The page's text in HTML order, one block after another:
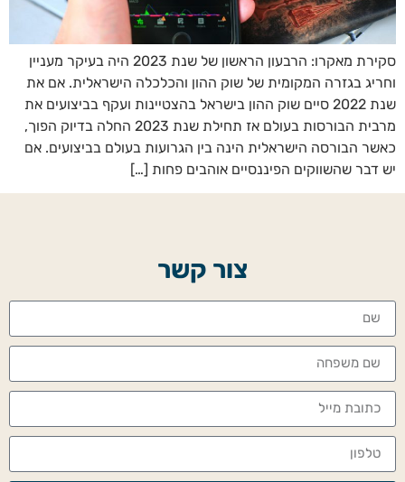
סקירת מאקרו: הרבעון הראשון של שנת 2023 היה בעיקר מעניין
וחריג בגזרה המקומית של שוק ההון והכלכלה הישראלית. אם את
שנת 2022 סיים שוק ההון בישראל בהצטיינות ועקף בביצועים את
מרבית הבורסות בעולם אז תחילת שנת 2023 החלה בדיוק הפוך,
כאשר הבורסה הישראלית הינה בין הגרועות בעולם בביצועים. אם
יש דבר שהשווקים הפיננסיים אוהבים פחות […]
צור קשר